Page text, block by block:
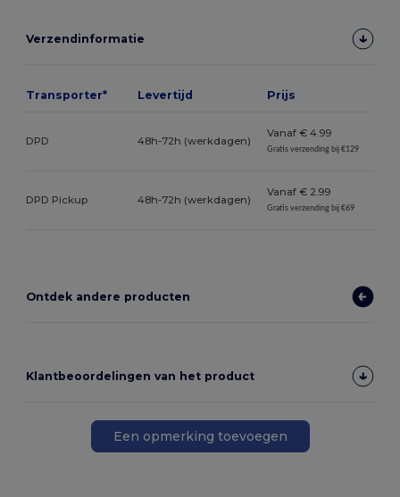
Verzendinformatie
Transporter* Levertijd Prijs
DPD 48h-72h (werkdagen)
Vanaf € 4.99
Gratis verzending bij €129
DPD Pickup 48h-72h (werkdagen)
Vanaf € 2.99
Gratis verzending bij €69
Ontdek andere producten
Klantbeoordelingen van het product
Een opmerking toevoegen